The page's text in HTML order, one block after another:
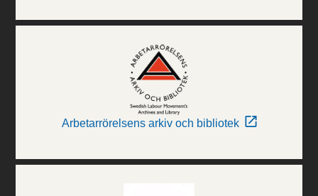
Arbetarrörelsens arkiv och bibliotek